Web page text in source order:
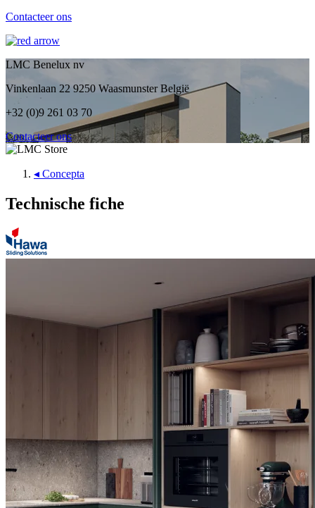
Contacteer ons
LMC Benelux nv
Vinkenlaan 22 9250 Waasmunster België
+32 (0)9 261 03 70
Contacteer ons
◂ Concepta
Technische fiche